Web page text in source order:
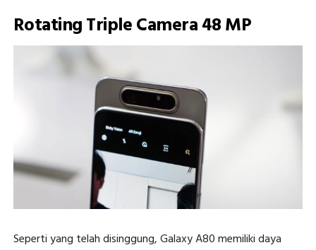
Rotating Triple Camera 48 MP
Seperti yang telah disinggung, Galaxy A80 memiliki daya